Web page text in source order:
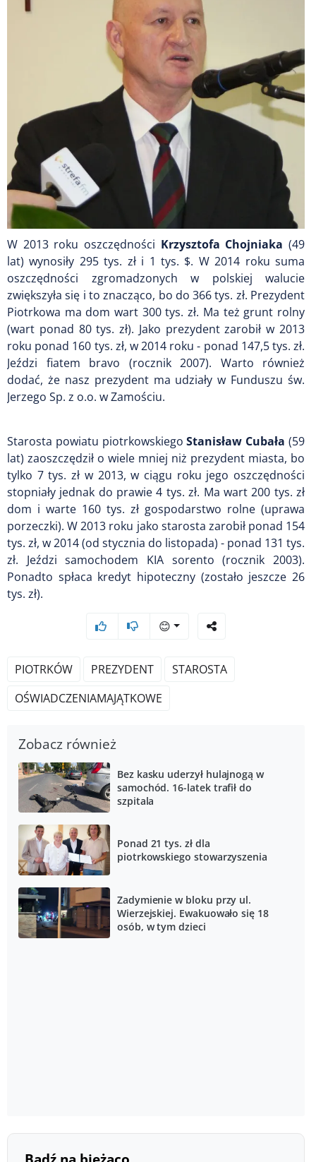
W 2013 roku oszczędności Krzysztofa Chojniaka (49
lat) wynosiły 295 tys. zł i 1 tys. $. W 2014 roku suma
oszczędności zgromadzonych w polskiej walucie
zwiększyła się i to znacząco, bo do 366 tys. zł. Prezydent
Piotrkowa ma dom wart 300 tys. zł. Ma też grunt rolny
(wart ponad 80 tys. zł). Jako prezydent zarobił w 2013
roku ponad 160 tys. zł, w 2014 roku - ponad 147,5 tys. zł.
Jeździ fiatem bravo (rocznik 2007). Warto również
dodać, że nasz prezydent ma udziały w Funduszu św.
Jerzego Sp. z o.o. w Zamościu.
Starosta powiatu piotrkowskiegoStanisław Cubała (59
lat) zaoszczędził o wiele mniej niż prezydent miasta, bo
tylko 7 tys. zł w 2013, w ciągu roku jego oszczędności
stopniały jednak do prawie 4 tys. zł. Ma wart 200 tys. zł
dom i warte 160 tys. zł gospodarstwo rolne (uprawa
porzeczki). W 2013 roku jako starosta zarobił ponad 154
tys. zł, w 2014 (od stycznia do listopada) - ponad 131 tys.
zł. Jeździ samochodem KIA sorento (rocznik 2003).
Ponadto spłaca kredyt hipoteczny (zostało jeszcze 26
tys. zł).
😊
PIOTRKÓW PREZYDENT
STAROSTA
OŚWIADCZENIAMAJĄTKOWE
Zobacz również
Bez kasku uderzył hulajnogą w
samochód. 16-latek trafił do
szpitala
Ponad 21 tys. zł dla
piotrkowskiego stowarzyszenia
Zadymienie w bloku przy ul.
Wierzejskiej. Ewakuowało się 18
osób, w tym dzieci